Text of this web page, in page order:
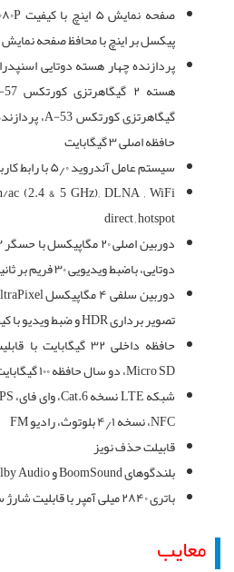
پیکسل بر اینچ با محافظ صفحه نمایش
حافظه اصلی ۳ گیگابایت
سیستم عامل آندروید ۵٫۰ با رابط کاربری Sense 7 اچ تی سی
(2.4 & 5 GHz); DLNA , WiFi
direct , hotspot
دوتایی، باضبط ویدیویی ۳۰ فریم بر ثانیه
تصویر برداری HDR و ضبط ویدیو با کیفیت ۱۰۸۰P
حافظه داخلی ۳۲
Micro SD، دو سال حافظه ۱۰۰ گیگابایت در گوگل درایو
NFC، نسخه ۴٫۱ بلوتوث، رادیو FM
قابیلت حذف نویز
بلندگوهای BoomSound و Dolby Audio
باتری ۲۸۴۰ میلی آمپر با قابلیت شارژ سریع ۲٫۰ کوالکام
معایب